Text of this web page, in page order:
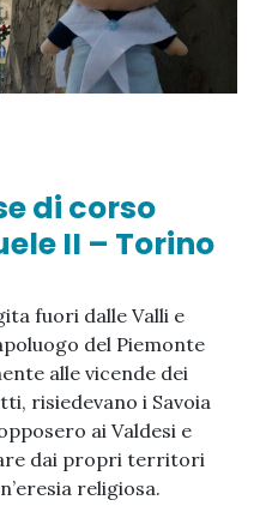
di corso
II – Torino
fuori dalle Valli e
del Piemonte
alle vicende dei
risiedevano i Savoia
ai Valdesi e
dai propri territori
religiosa.